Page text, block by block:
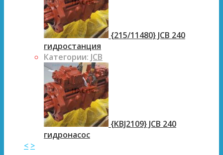
{215/11480} JCB 240
гидростанция
Категории: JCB
{KBJ2109} JCB 240
гидронасос
< >